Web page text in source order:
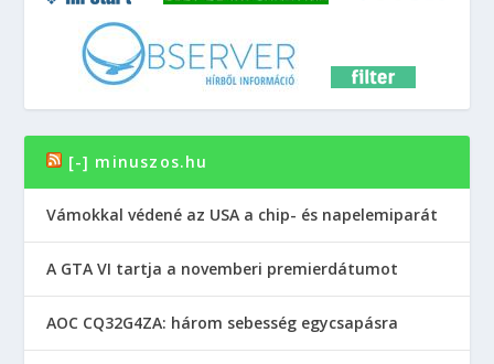
[-] minuszos.hu
Vámokkal védené az USA a chip- és napelemiparát
A GTA VI tartja a novemberi premierdátumot
AOC CQ32G4ZA: három sebesség egycsapásra